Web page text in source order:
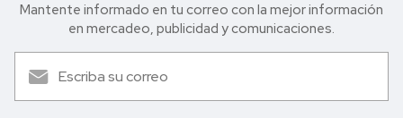
Mantente informado en tu correo con la mejor in formación
en mercadeo, publicidad y comunicaciones.